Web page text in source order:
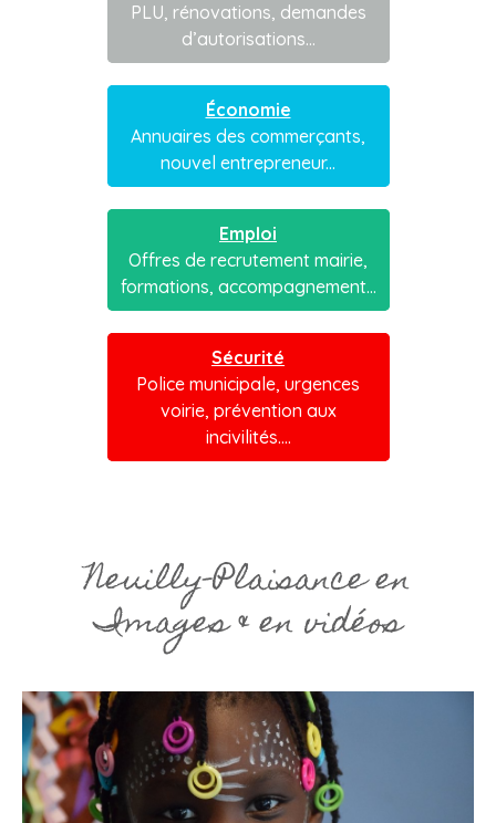
PLU, rénovations, demandes
d’autorisations...
Économie
Annuaires des commerçants,
nouvel entrepreneur...
Emploi
Offres de recrutement mairie,
formations, accompagnement...
Sécurité
Police municipale, urgences
voirie, prévention aux
incivilités....
Neuilly-Plaisance en
Images & en vidéos